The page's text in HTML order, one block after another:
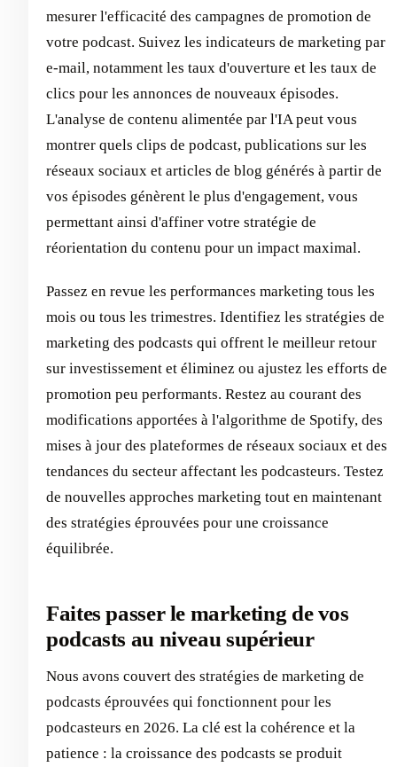
mesurer l'efficacité des campagnes de promotion de
votre podcast. Suivez les indicateurs de marketing par
e-mail, notamment les taux d'ouverture et les taux de
clics pour les annonces de nouveaux épisodes.
L'analyse de contenu alimentée par l'IA peut vous
montrer quels clips de podcast, publications sur les
réseaux sociaux et articles de blog générés à partir de
vos épisodes génèrent le plus d'engagement, vous
permettant ainsi d'affiner votre stratégie de
réorientation du contenu pour un impact maximal.
Passez en revue les performances marketing tous les
mois ou tous les trimestres. Identifiez les stratégies de
marketing des podcasts qui offrent le meilleur retour
sur investissement et éliminez ou ajustez les efforts de
promotion peu performants. Restez au courant des
modifications apportées à l'algorithme de Spotify, des
mises à jour des plateformes de réseaux sociaux et des
tendances du secteur affectant les podcasteurs. Testez
de nouvelles approches marketing tout en maintenant
des stratégies éprouvées pour une croissance
équilibrée.
Faites passer le marketing de vos
podcasts au niveau supérieur
Nous avons couvert des stratégies de marketing de
podcasts éprouvées qui fonctionnent pour les
podcasteurs en 2026. La clé est la cohérence et la
patience : la croissance des podcasts se produit